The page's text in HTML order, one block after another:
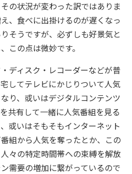
の状況が変わった訳ではありま
、食べに出掛けるのが遅くなっ
そうですが、必ずしも好景気と
この点は微妙です。
ディスク・レコーダーなどが普
してテレビにかじりついて人気
り、或いはデジタルコンテンツ
共有して一緒に人気番組を見る
或いはそもそもインターネット
組から人気を奪ったとか、この
々の特定時間帯への束縛を解放
需要の増加に繋がっているので